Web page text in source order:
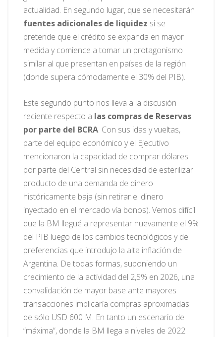
actualidad. En segundo lugar, que se necesitarán
fuentes adicionales de liquidez si se
pretende que el crédito se expanda en mayor
medida y comience a tomar un protagonismo
similar al que presentan en países de la región
(donde supera cómodamente el 30% del PIB).
Este segundo punto nos lleva a la discusión
reciente respecto a las compras de Reservas
por parte del BCRA. Con sus idas y vueltas,
parte del equipo económico y el Ejecutivo
mencionaron la capacidad de comprar dólares
por parte del Central sin necesidad de esterilizar
producto de una demanda de dinero
históricamente baja (sin retirar el dinero
inyectado en el mercado vía bonos). Vemos difícil
que la BM llegué a representar nuevamente el 9%
del PIB luego de los cambios tecnológicos y de
preferencias que introdujo la alta inflación de
Argentina. De todas formas, suponiendo un
crecimiento de la actividad del 2,5% en 2026, una
convalidación de mayor base ante mayores
transacciones implicaría compras aproximadas
de sólo USD 600 M. En tanto un escenario de
“máxima”, donde la BM llega a niveles de 2022